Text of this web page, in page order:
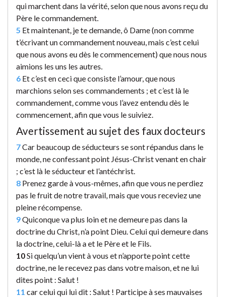
qui marchent dans la vérité, selon que nous avons reçu du
Père le commandement.
5 Et maintenant, je te demande, ô Dame (non comme
t’écrivant un commandement nouveau, mais c’est celui
que nous avons eu dès le commencement) que nous nous
aimions les uns les autres.
6 Et c’est en ceci que consiste l’amour, que nous
marchions selon ses commandements ; et c’est là le
commandement, comme vous l’avez entendu dès le
commencement, afin que vous le suiviez.
Avertissement au sujet des faux docteurs
7Car beaucoup de séducteurs se sont répandus dans le
monde, ne confessant point Jésus-Christ venant en chair
; c’est là le séducteur et l’antéchrist.
8 Prenez garde à vous-mêmes, afin que vous ne perdiez
pas le fruit de notre travail, mais que vous receviez une
pleine récompense.
9Quiconque va plus loin et ne demeure pas dans la
doctrine du Christ, n’a point Dieu. Celui qui demeure dans
la doctrine, celui-là a et le Père et le Fils.
10Si quelqu’un vient à vous et n’apporte point cette
doctrine, ne le recevez pas dans votre maison, et ne lui
dites point : Salut !
11 car celui qui lui dit : Salut ! Participe à ses mauvaises